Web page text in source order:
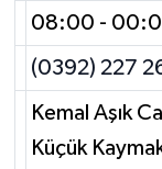
08:00 -
(0392) 227
Kemal Aşık
Küçük